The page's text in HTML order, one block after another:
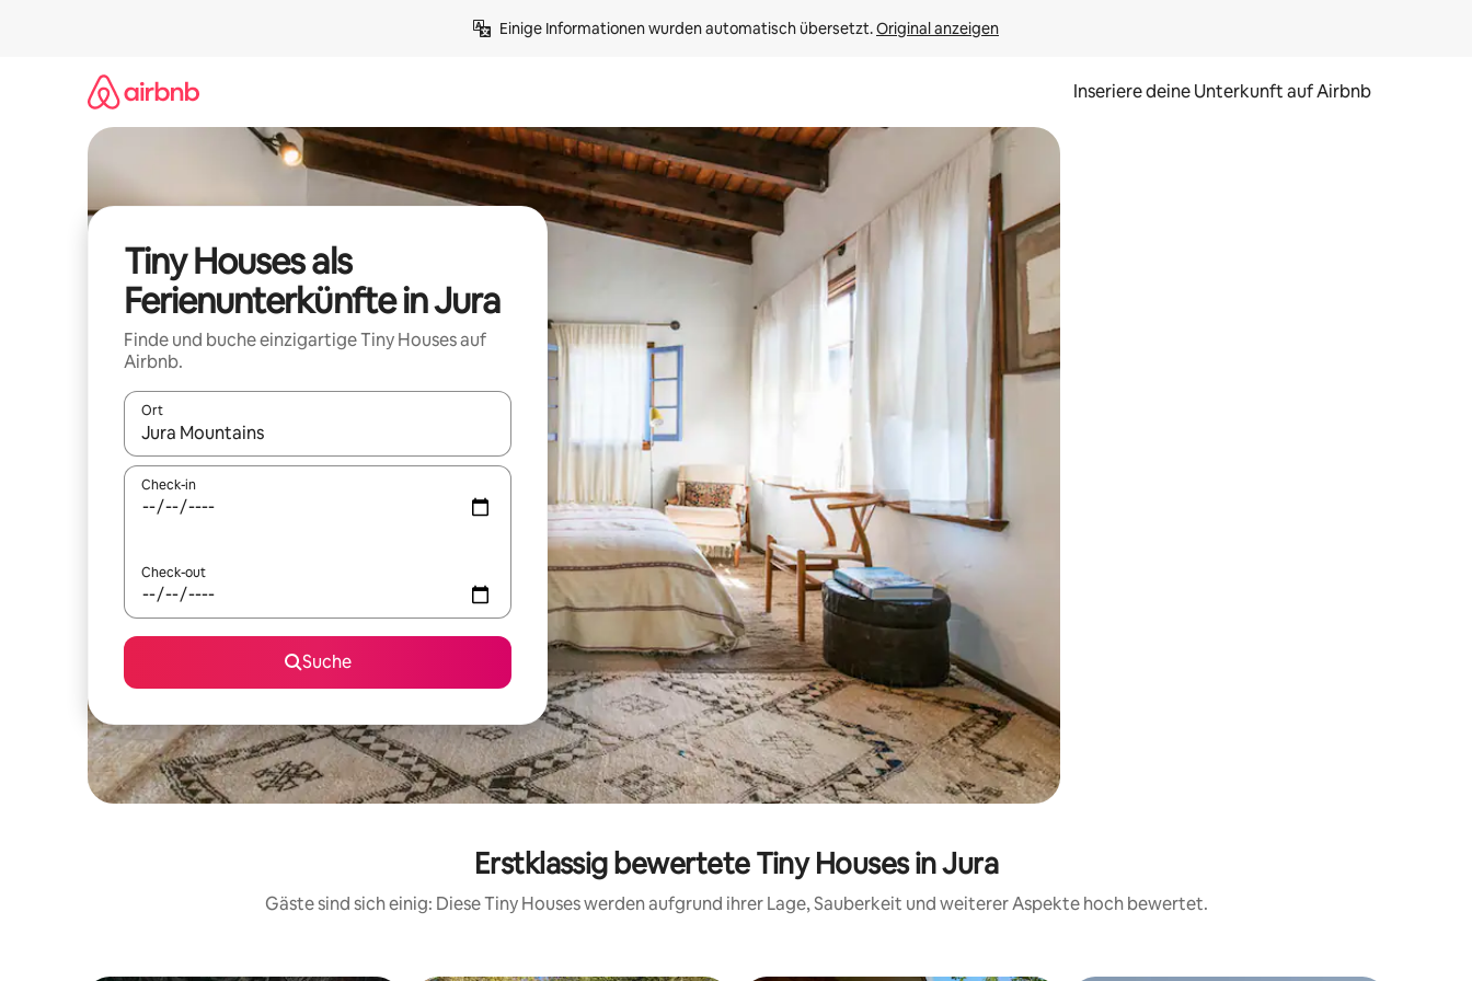
Einige Informationen wurden automatisch übersetzt. Original anzeigen
Inseriere deine Unterkunft auf Airbnb
Tiny Houses als
Ferienunterkünfte in Jura
Finde und buche einzigartige Tiny Houses auf
Airbnb.
Ort
Wenn Ergebnisse verfügbar sind, navigiere mit den Pfeiltasten nach oben und unten oder erkunde die Ergebnisse durch Berühren oder Wischgesten.
Check-in
Check-out
Suche
Erstklassig bewertete Tiny Houses in Jura
Gäste sind sich einig: Diese Tiny Houses werden aufgrund ihrer Lage, Sauberkeit und weiterer Aspekte hoch bewertet.